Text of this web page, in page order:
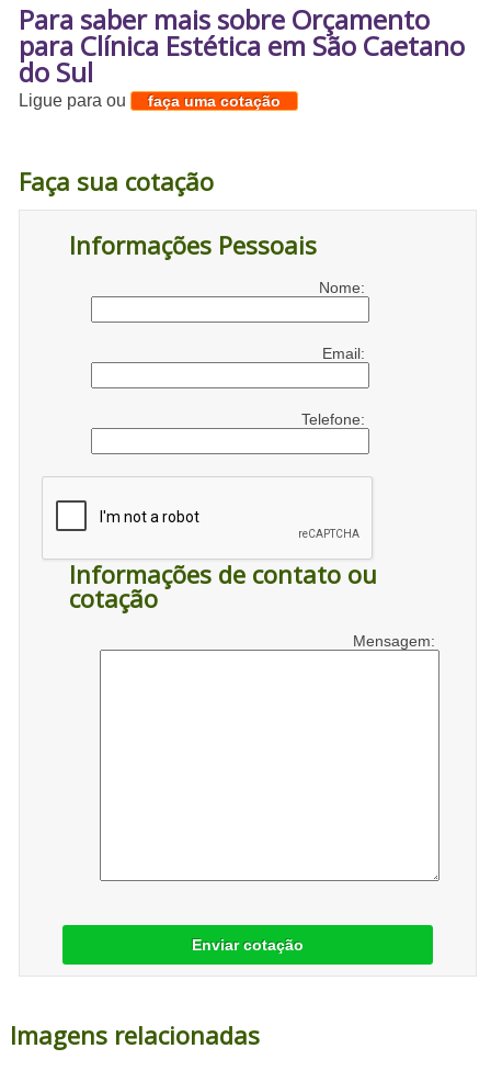
Para saber mais sobre Orçamento
para Clínica Estética em São Caetano
do Sul
Ligue paraou faça uma cotação
Faça sua cotação
Informações Pessoais
Nome:
Email:
Telefone:
Informações de contato ou
cotação
Mensagem:
Enviar cotação
Imagens relacionadas